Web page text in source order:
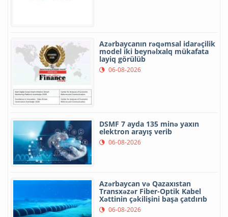
Azərbaycanın rəqəmsal idarəçilik
model iki beynəlxalq mükafata
layiq görülüb
06-08-2026
DSMF 7 ayda 135 minə yaxın
elektron arayış verib
06-08-2026
Azərbaycan və Qazaxıstan
Transxəzər Fiber-Optik Kabel
Xəttinin çəkilişini başa çatdırıb
06-08-2026